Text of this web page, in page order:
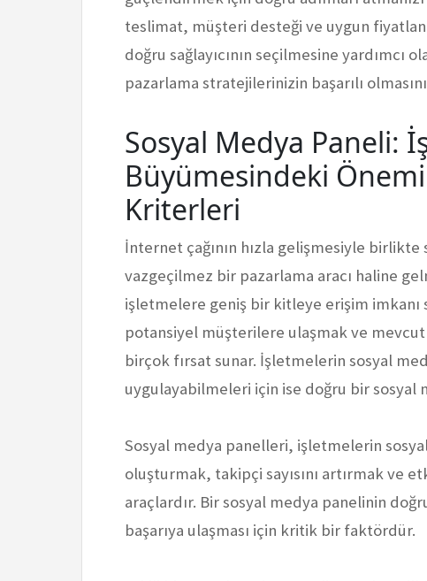
teslimat, müşteri desteği ve uygun
doğru sağlayıcının seçilmesine yardımcı
pazarlama stratejilerinizin başarılı
Sosyal Medya Paneli:
Büyümesindeki
Kriterleri
İnternet çağının hızla gelişmesiyle
vazgeçilmez bir pazarlama aracı haline
işletmelere geniş bir kitleye erişim
potansiyel müşterilere ulaşmak ve
birçok fırsat sunar. İşletmelerin sosyal
uygulayabilmeleri için ise doğru bir sosyal
Sosyal medya panelleri, işletmelerin
oluşturmak, takipçi sayısını artırmak ve
araçlardır. Bir sosyal medya panelinin
başarıya ulaşması için kritik bir faktördür.